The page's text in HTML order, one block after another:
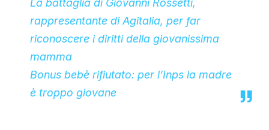
La battaglia di Giovanni Rossetti,
rappresentante di Agitalia, per far
riconoscere i diritti della giovanissima
mamma
Bonus bebè rifiutato: per l’Inps la madre
è troppo giovane